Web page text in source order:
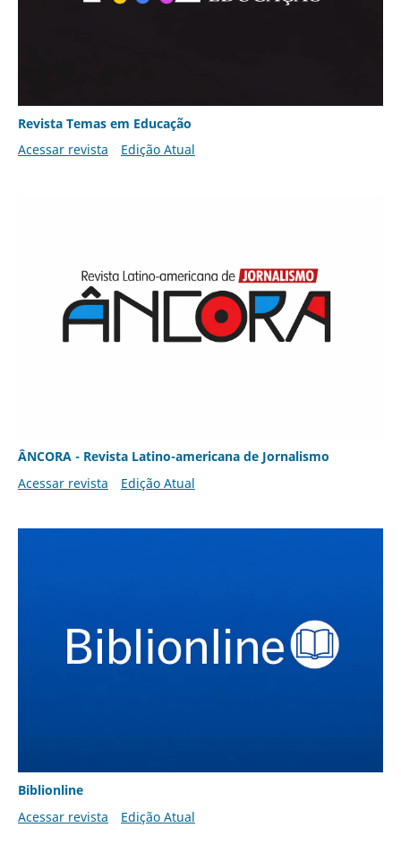
Revista Temas em Educação
Acessar revista
Edição Atual
ÂNCORA - Revista Latino-americana de Jornalismo
Acessar revista
Edição Atual
Biblionline
Acessar revista
Edição Atual